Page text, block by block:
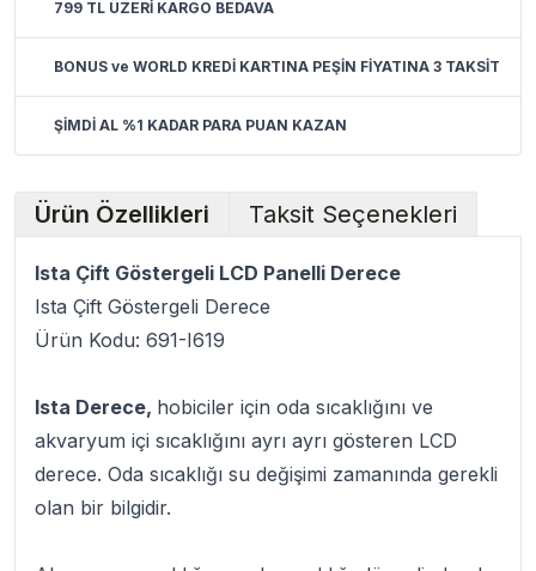
799 TL ÜZERİ KARGO BEDAVA
BONUS ve WORLD KREDİ KARTINA PEŞİN FİYATINA 3 TAKSİT
ŞİMDİ AL %1 KADAR PARA PUAN KAZAN
Ürün Özellikleri Taksit Seçenekleri
Ista Çift Göstergeli LCD Panelli Derece
Ista Çift Göstergeli Derece
Ürün Kodu: 691-I619
Ista Derece, hobiciler için oda sıcaklığını ve
akvaryum içi sıcaklığını ayrı ayrı gösteren LCD
derece. Oda sıcaklığı su değişimi zamanında gerekli
olan bir bilgidir.